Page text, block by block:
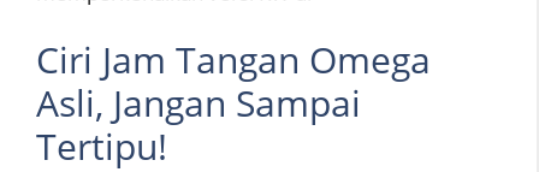
Ciri Jam Tangan Omega
Asli, Jangan Sampai
Tertipu!